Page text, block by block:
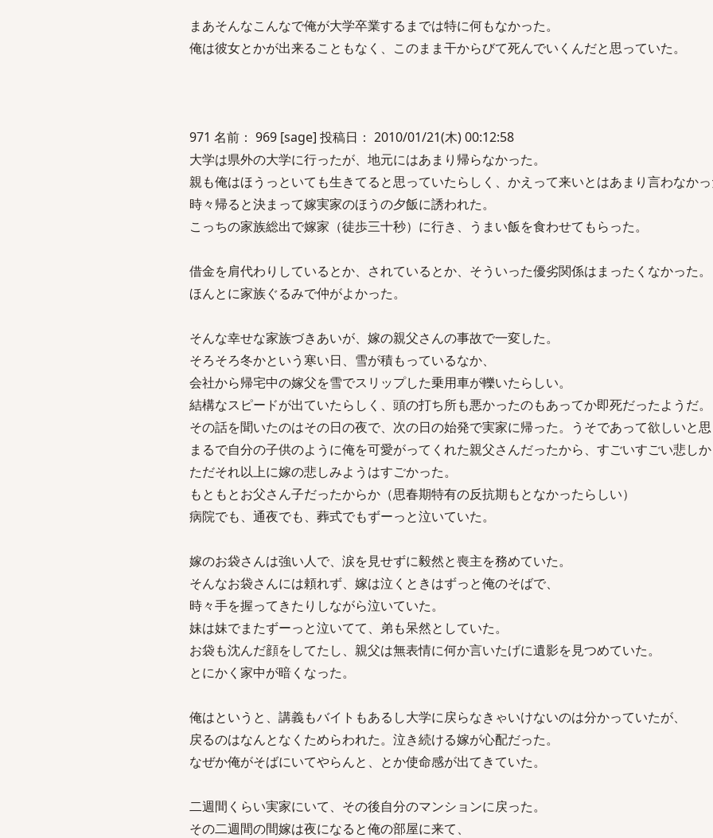
まあそんなこんなで俺が大学卒業するまでは特に何もなかった。
俺は彼女とかが出来ることもなく、このまま干からびて死んでいくんだと思っていた。
971 名前： 969 [sage] 投稿日： 2010/01/21(木) 00:12:58
大学は県外の大学に行ったが、地元にはあまり帰らなかった。
親も俺はほうっといても生きてると思っていたらしく、かえって来いとはあまり言わなか
時々帰ると決まって嫁実家のほうの夕飯に誘われた。
こっちの家族総出で嫁家（徒歩三十秒）に行き、うまい飯を食わせてもらった。
借金を肩代わりしているとか、されているとか、そういった優劣関係はまったくなかった。
ほんとに家族ぐるみで仲がよかった。
そんな幸せな家族づきあいが、嫁の親父さんの事故で一変した。
そろそろ冬かという寒い日、雪が積もっているなか、
会社から帰宅中の嫁父を雪でスリップした乗用車が轢いたらしい。
結構なスピードが出ていたらしく、頭の打ち所も悪かったのもあってか即死だったようだ。
その話を聞いたのはその日の夜で、次の日の始発で実家に帰った。うそであって欲しいと
まるで自分の子供のように俺を可愛がってくれた親父さんだったから、すごいすごい悲し
ただそれ以上に嫁の悲しみようはすごかった。
もともとお父さん子だったからか（思春期特有の反抗期もとなかったらしい）
病院でも、通夜でも、葬式でもずーっと泣いていた。
嫁のお袋さんは強い人で、涙を見せずに毅然と喪主を務めていた。
そんなお袋さんには頼れず、嫁は泣くときはずっと俺のそばで、
時々手を握ってきたりしながら泣いていた。
妹は妹でまたずーっと泣いてて、弟も呆然としていた。
お袋も沈んだ顔をしてたし、親父は無表情に何か言いたげに遺影を見つめていた。
とにかく家中が暗くなった。
俺はというと、講義もバイトもあるし大学に戻らなきゃいけないのは分かっていたが、
戻るのはなんとなくためらわれた。泣き続ける嫁が心配だった。
なぜか俺がそばにいてやらんと、とか使命感が出てきていた。
二週間くらい実家にいて、その後自分のマンションに戻った。
その二週間の間嫁は夜になると俺の部屋に来て、